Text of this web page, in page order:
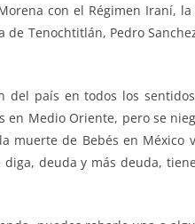
con el Régimen Iraní,
de Tenochtitlán, Pedro
del país en todos los
en Medio Oriente, pero se
muerte de Bebés en México
diga, deuda y más deuda,